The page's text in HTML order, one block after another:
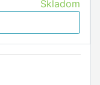
Skladom